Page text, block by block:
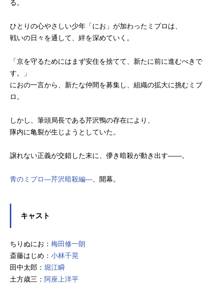
る。
ひとりの心やさしい少年「にお」が加わったミブロは、
戦いの日々を通して、絆を深めていく。
「京を守るためにはまず安住を捨てて、新たに前に進むべきで
す。」
におの一言から、新たな仲間を募集し、組織の拡大に挑むミブ
ロ。
しかし、筆頭局長である芹沢鴨の存在により、
隊内に亀裂が生じようとしていた。
譲れない正義が交錯した末に、儚き暗殺が動き出す——。
青のミブロ—芹沢暗殺編—、開幕。
キャスト
ちりぬにお： 梅田修一朗
斎藤はじめ： 小林千晃
田中太郎： 堀江瞬
土方歳三： 阿座上洋平